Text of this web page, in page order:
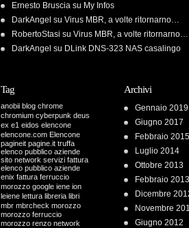
Ernesto Bruscia su My Infos
DarkAngel su Virus MBR, a volte ritornarno…
RobertoStasi su Virus MBR, a volte ritornarno…
DarkAngel su DLink DNS-323 NAS casalingo
Tag
anobii blog chrome
chromium cyberpunk deus
ex e1 eidos elencone
elencone.com Elencone
pagineit pagine.it truffa
elenco pubblico aziende
sito network servizi fattura
elenco pubblico aziende
enix fattura ferruccio
morozzo google iene ion
leiene lettura libreria libri
mbr mbrcheck morozzo
morozzo ferruccio
morozzo renzo network
Archivi
Gennaio 2019
Giugno 2017
Febbraio 2015
Luglio 2014
Ottobre 2013
Febbraio 2013
Dicembre
Novembre
Giugno 2012